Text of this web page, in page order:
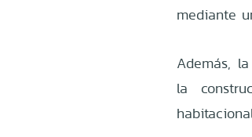
mediante
Además,
la